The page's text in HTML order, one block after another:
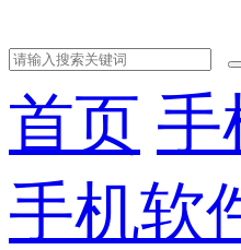
首页 手
手机软